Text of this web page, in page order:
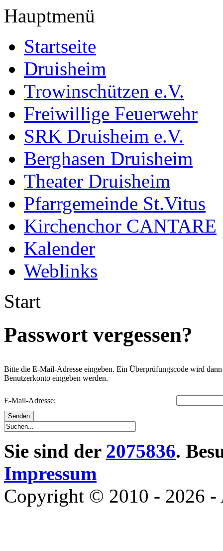
Hauptmenü
Startseite
Druisheim
Trowinschützen e.V.
Freiwillige Feuerwehr
SRK Druisheim e.V.
Berghasen Druisheim
Theater Druisheim
Pfarrgemeinde St.Vitus
Kirchenchor CANTARE
Kalender
Weblinks
Start
Passwort vergessen?
Bitte die E-Mail-Adresse eingeben. Ein Überprüfungscode wird
Benutzerkonto eingeben werden.
E-Mail-Adresse:
Senden
Sie sind der 2075836.
Impressum
Copyright © 2010 - 2026 -